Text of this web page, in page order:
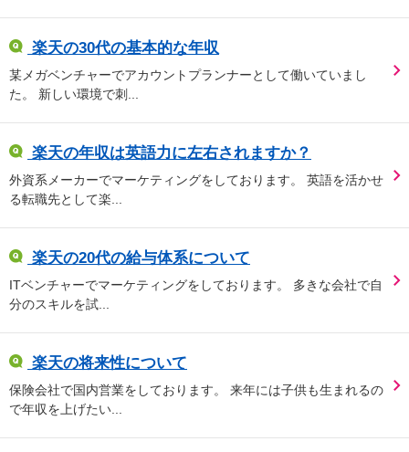
楽天の30代の基本的な年収
某メガベンチャーでアカウントプランナーとして働いていまし
た。 新しい環境で刺...
楽天の年収は英語力に左右されますか？
外資系メーカーでマーケティングをしております。 英語を活かせ
る転職先として楽...
楽天の20代の給与体系について
ITベンチャーでマーケティングをしております。 多きな会社で自
分のスキルを試...
楽天の将来性について
保険会社で国内営業をしております。 来年には子供も生まれるの
で年収を上げたい...